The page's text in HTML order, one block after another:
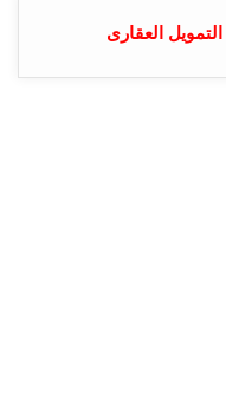
العقارى